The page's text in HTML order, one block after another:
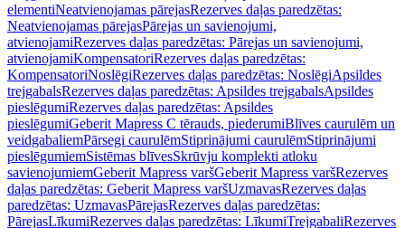
elementiNeatvienojamas pārejasRezerves daļas paredzētas:
Neatvienojamas pārejasPārejas un savienojumi,
atvienojamiRezerves daļas paredzētas: Pārejas un savienojumi,
atvienojamiKompensatoriRezerves daļas paredzētas:
KompensatoriNoslēgiRezerves daļas paredzētas: NoslēgiApsildes
trejgabalsRezerves daļas paredzētas: Apsildes trejgabalsApsildes
pieslēgumiRezerves daļas paredzētas: Apsildes
pieslēgumiGeberit Mapress C tērauds, piederumiBlīves caurulēm un
veidgabaliemPārsegi caurulēmStiprinājumi caurulēmStiprinājumi
pieslēgumiemSistēmas blīvesSkrūvju komplekti atloku
savienojumiemGeberit Mapress varšGeberit Mapress varšRezerves
daļas paredzētas: Geberit Mapress varšUzmavasRezerves daļas
paredzētas: UzmavasPārejasRezerves daļas paredzētas:
PārejasLīkumiRezerves daļas paredzētas: LīkumiTrejgabaliRezerves